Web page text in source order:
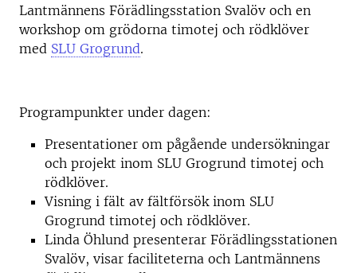
Lantmännens Förädlingsstation Svalöv och en
workshop om grödorna timotej och rödklöver
med SLU Grogrund.
Programpunkter under dagen:
Presentationer om pågående undersökningar
och projekt inom SLU Grogrund timotej och
rödklöver.
Visning i fält av fältförsök inom SLU
Grogrund timotej och rödklöver.
Linda Öhlund presenterar Förädlingsstationen
Svalöv, visar faciliteterna och Lantmännens